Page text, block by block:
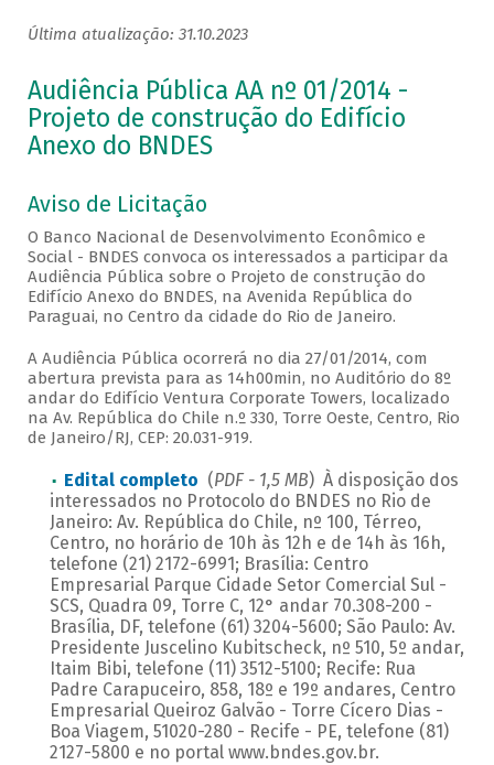
Última atualização: 31.10.2023
Audiência Pública AA nº 01/2014 -
Projeto de construção do Edifício
Anexo do BNDES
Aviso de Licitação
O Banco Nacional de Desenvolvimento Econômico e
Social - BNDES convoca os interessados a participar da
Audiência Pública sobre o Projeto de construção do
Edifício Anexo do BNDES, na Avenida República do
Paraguai, no Centro da cidade do Rio de Janeiro.
A Audiência Pública ocorrerá no dia 27/01/2014, com
abertura prevista para as 14h00min, no Auditório do 8º
andar do Edifício Ventura Corporate Towers, localizado
na Av. República do Chile n.º 330, Torre Oeste, Centro, Rio
de Janeiro/RJ, CEP: 20.031-919.
Edital completo (PDF - 1,5 MB) À disposição dos
interessados no Protocolo do BNDES no Rio de
Janeiro: Av. República do Chile, nº 100, Térreo,
Centro, no horário de 10h às 12h e de 14h às 16h,
telefone (21) 2172-6991; Brasília: Centro
Empresarial Parque Cidade Setor Comercial Sul -
SCS, Quadra 09, Torre C, 12° andar 70.308-200 -
Brasília, DF, telefone (61) 3204-5600; São Paulo: Av.
Presidente Juscelino Kubitscheck, nº 510, 5º andar,
Itaim Bibi, telefone (11) 3512-5100; Recife: Rua
Padre Carapuceiro, 858, 18º e 19º andares, Centro
Empresarial Queiroz Galvão - Torre Cícero Dias -
Boa Viagem, 51020-280 - Recife - PE, telefone (81)
2127-5800 e no portal www.bndes.gov.br.